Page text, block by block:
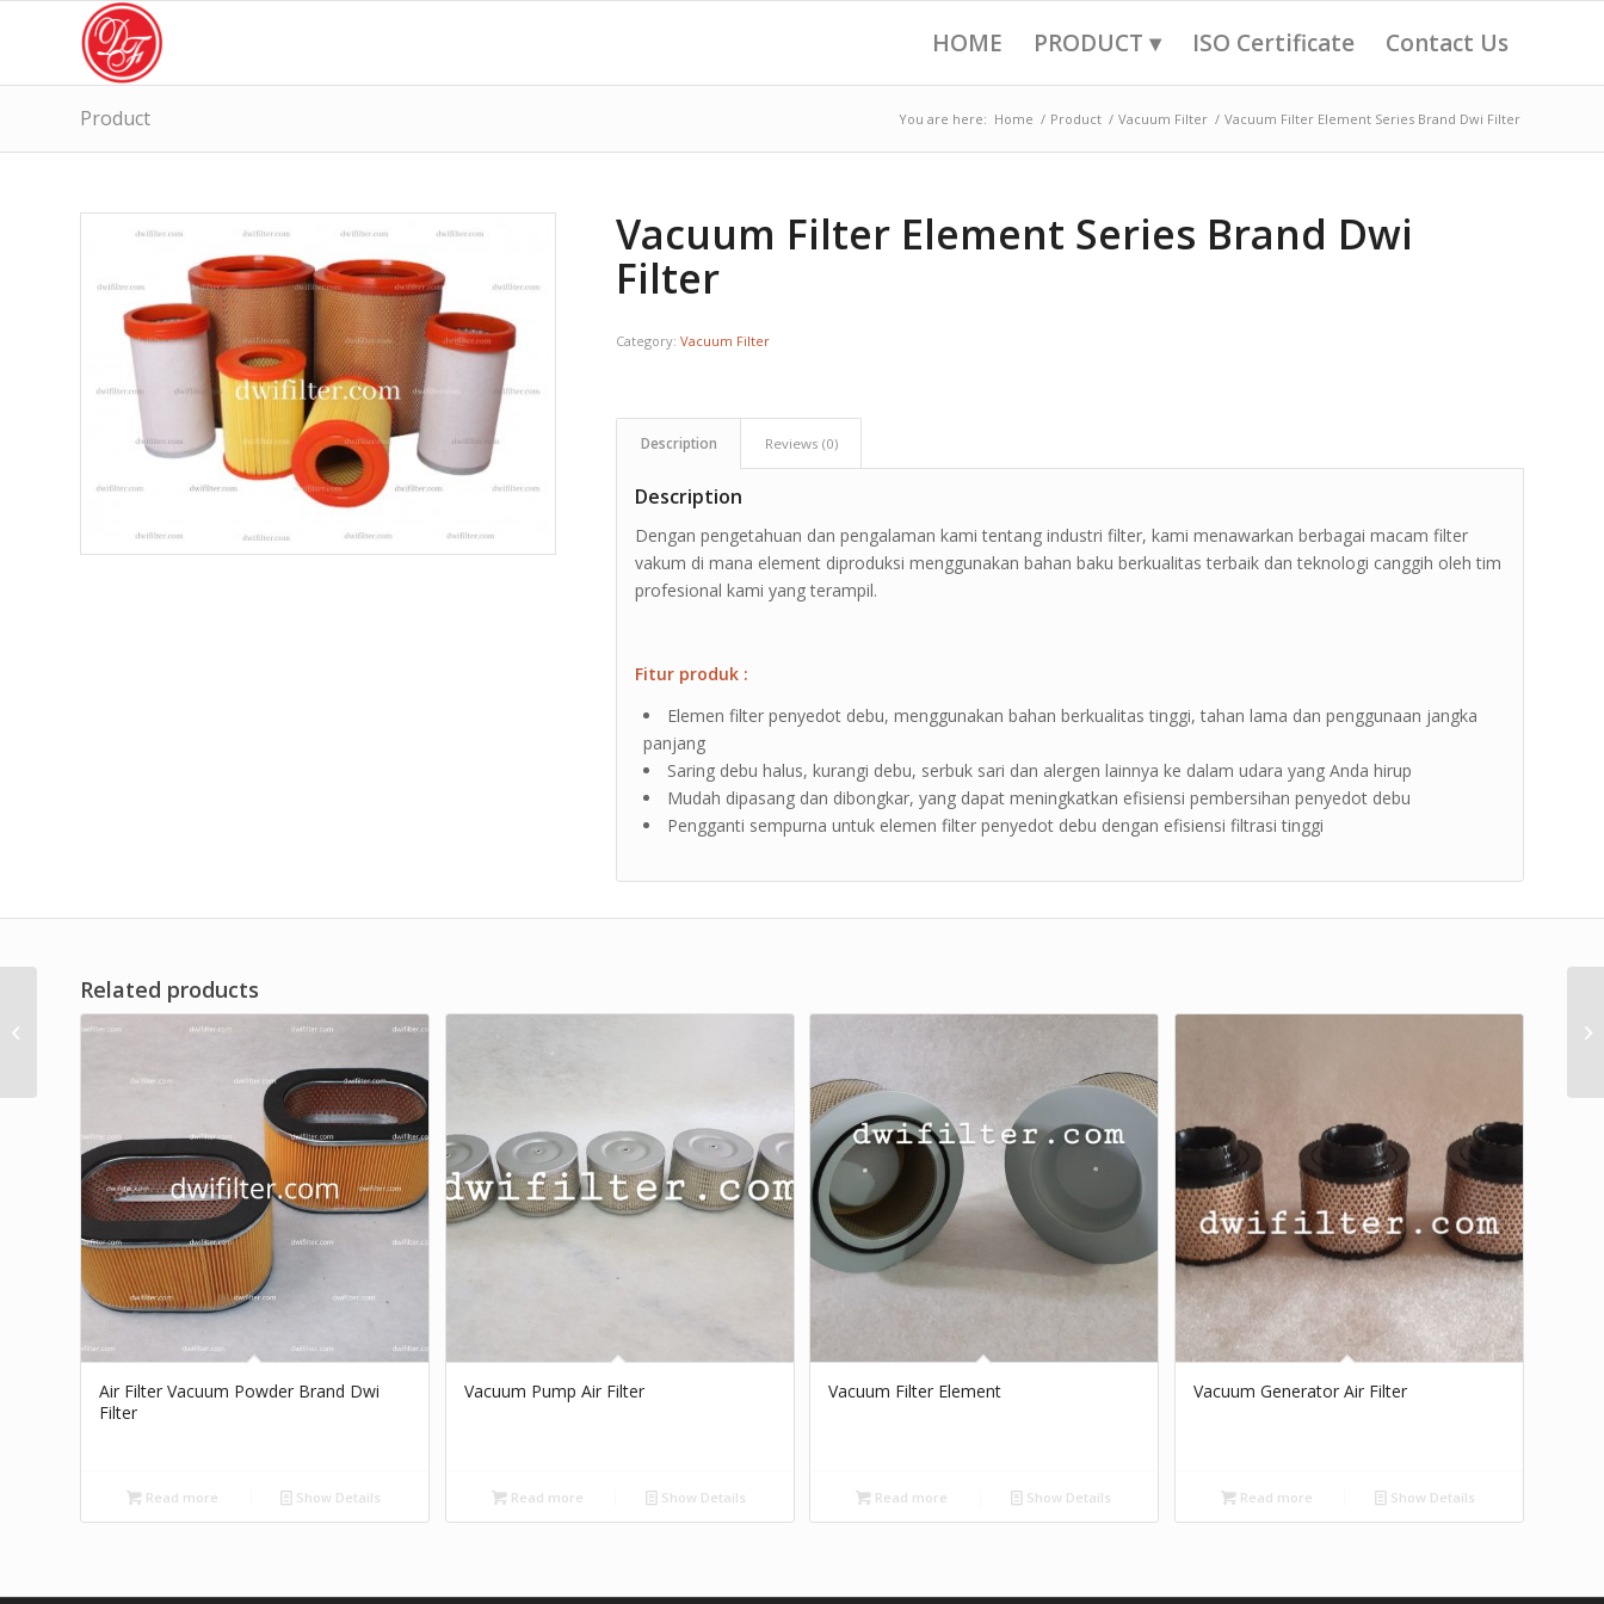
HOME PRODUCT ▾ ISO Certificate Contact Us
Product You are here: Home / Product / Vacuum Filter / Vacuum Filter Element Series Brand Dwi Filter
Vacuum Filter Element Series Brand Dwi
Filter
Category:Vacuum Filter
Description Reviews (0)
Description
Dengan pengetahuan dan pengalaman kami tentang industri filter, kami menawarkan berbagai macam filter
vakum di mana element diproduksi menggunakan bahan baku berkualitas terbaik dan teknologi canggih oleh tim
profesional kami yang terampil.
Fitur produk :
Elemen filter penyedot debu, menggunakan bahan berkualitas tinggi, tahan lama dan penggunaan jangka
panjang
Saring debu halus, kurangi debu, serbuk sari dan alergen lainnya ke dalam udara yang Anda hirup
Mudah dipasang dan dibongkar, yang dapat meningkatkan efisiensi pembersihan penyedot debu
Pengganti sempurna untuk elemen filter penyedot debu dengan efisiensi filtrasi tinggi
Related products
Air Filter Vacuum Powder Brand Dwi
Filter
Read more Show Details
Vacuum Pump Air Filter
Read more Show Details
Vacuum Filter Element
Read more Show Details
Vacuum Generator Air Filter
Read more Show Details
Oil Filter Element for